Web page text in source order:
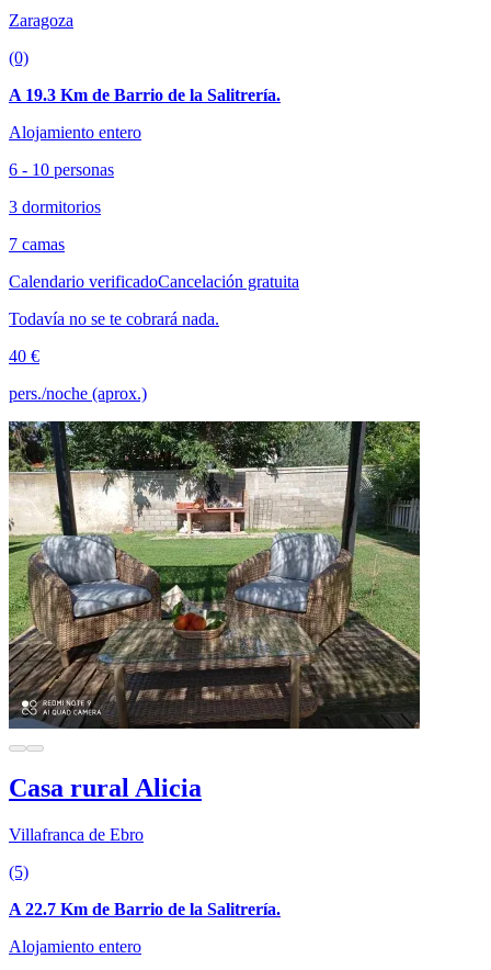
Zaragoza
(0)
A 19.3 Km de Barrio de la Salitrería.
Alojamiento entero
6 - 10 personas
3 dormitorios
7 camas
Calendario verificadoCancelación gratuita
Todavía no se te cobrará nada.
40 €
pers./noche (aprox.)
Casa rural Alicia
Villafranca de Ebro
(5)
A 22.7 Km de Barrio de la Salitrería.
Alojamiento entero